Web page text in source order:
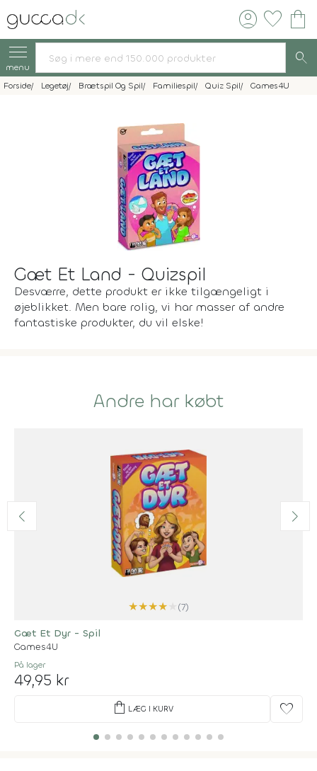
account_circle favorite shopping_bag
menu search
Forside Legetøj Brætspil Og Spil Familiespil Quiz Spil Games4U
Gæt Et Land - Quizspil
Desværre, dette produkt er ikke tilgængeligt i
øjeblikket. Men bare rolig, vi har masser af andre
fantastiske produkter, du vil elske!
Andre har købt
★★★★
(7)
Gæt Et Dyr - Spil
Games4U
På lager
49,95 kr
shopping_bag LÆG I KURV favorite